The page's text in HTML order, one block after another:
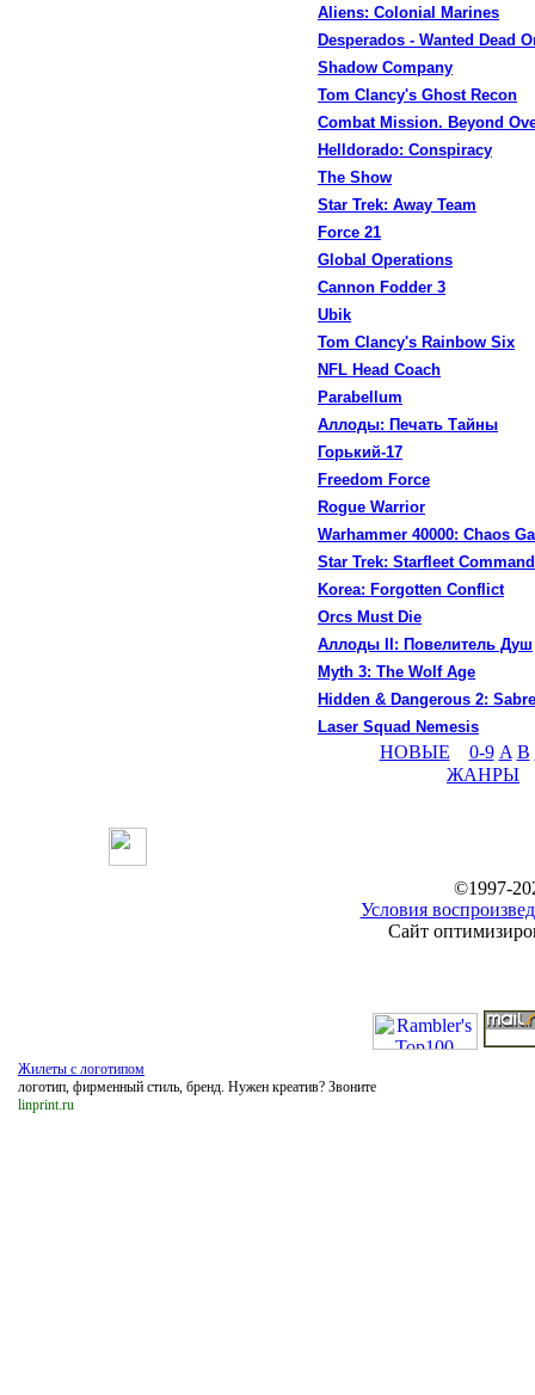
Aliens: Colonial Marines
Desperados - Wanted Dead
Shadow Company
Tom Clancy's Ghost Recon
Combat Mission. Beyond
Helldorado: Conspiracy
The Show
Star Trek: Away Team
Force 21
Global Operations
Cannon Fodder 3
Ubik
Tom Clancy's Rainbow Six
NFL Head Coach
Parabellum
Аллоды: Печать Тайны
Горький-17
Freedom Force
Rogue Warrior
Warhammer 40000: Chaos
Star Trek: Starfleet Command
Korea: Forgotten Conflict
Orcs Must Die
Аллоды II: Повелитель Душ
Myth 3: The Wolf Age
Hidden & Dangerous 2:
Laser Squad Nemesis
НОВЫЕ 0-9 A B
ЖАНРЫ
©1997-
Условия
Сайт
Жилеты с логотипом
логотип, фирменный стиль, бренд. Нужен креатив? Звоните
linprint.ru